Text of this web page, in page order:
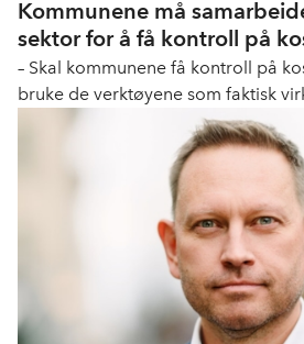
anskaffelser,Drift og
Kommunene må
sektor for å få kontroll på
– Skal kommunene få kontroll på
bruke de verktøyene som faktisk
med private aktører handler ikke
bedre ressursbruk, bedre tjenester
sier Vegard Einan, adm. dir. i NHO